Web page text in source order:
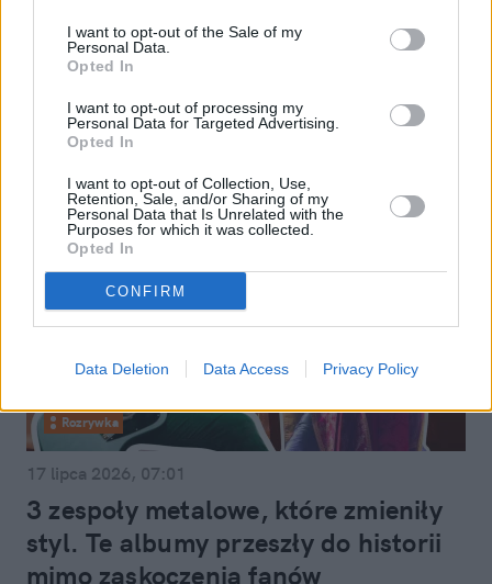
I want to opt-out of the Sale of my
Personal Data.
Opted In
I want to opt-out of processing my
Personal Data for Targeted Advertising.
Opted In
I want to opt-out of Collection, Use,
Retention, Sale, and/or Sharing of my
Personal Data that Is Unrelated with the
Purposes for which it was collected.
Opted In
CONFIRM
Data Deletion Data Access Privacy Policy
13 rzeczy na weekend: seriale, filmy
i dużo więcej. Nie samą "Odyseją"
świat żyje
Rozrywka
17 lipca 2026, 07:01
3 zespoły metalowe, które zmieniły
styl. Te albumy przeszły do historii
mimo zaskoczenia fanów